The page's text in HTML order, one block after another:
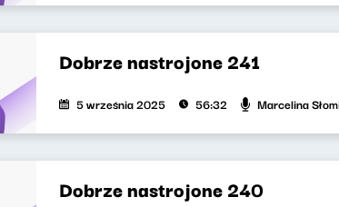
Dobrze nastrojone 241
5 września 2025 56:32 Marcelina
Dobrze nastrojone 240